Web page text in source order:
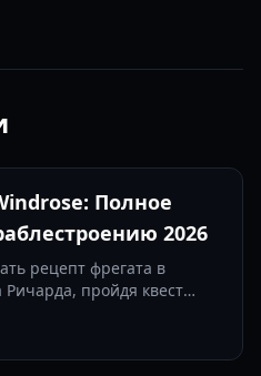
Полное
2026
рецепт фрегата в
пройдя квест